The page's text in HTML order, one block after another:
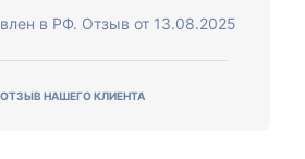
в РФ. Отзыв от 13.08.2025
ОТЗЫВ НАШЕГО КЛИЕНТА